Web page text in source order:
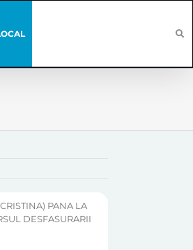
PANA LA
DESFASURARII